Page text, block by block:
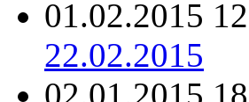
01.02.2015
22.02.2015
02.01.2015